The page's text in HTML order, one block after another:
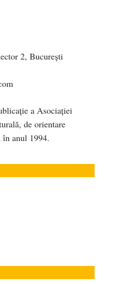
2, București
a Asociaţiei
de orientare
anul 1994.